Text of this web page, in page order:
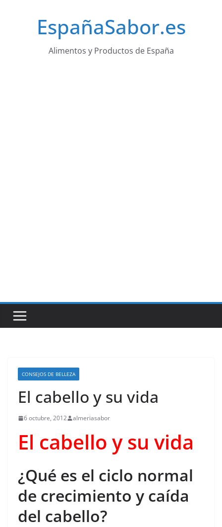
EspañaSabor.es
Alimentos y Productos de España
CONSEJOS DE BELLEZA
El cabello y su vida
6 octubre, 2012 almeriasabor
El cabello y su vida
¿Qué es el ciclo normal
de crecimiento y caída
del cabello?